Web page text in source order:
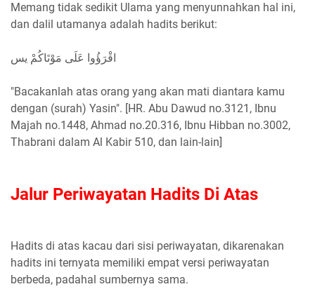
Memang tidak sedikit Ulama yang menyunnahkan hal ini,
dan dalil utamanya adalah hadits berikut:
اقْرَؤُوا عَلَى مَوْتَاكُمْ يس
"Bacakanlah atas orang yang akan mati diantara kamu
dengan (surah) Yasin". [HR. Abu Dawud no.3121, Ibnu
Majah no.1448, Ahmad no.20.316, Ibnu Hibban no.3002,
Thabrani dalam Al Kabir 510, dan lain-lain]
Jalur Periwayatan Hadits Di Atas
Hadits di atas kacau dari sisi periwayatan, dikarenakan
hadits ini ternyata memiliki empat versi periwayatan
berbeda, padahal sumbernya sama.